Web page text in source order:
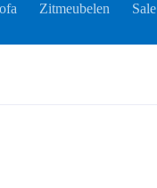
Zitmeubelen Sale